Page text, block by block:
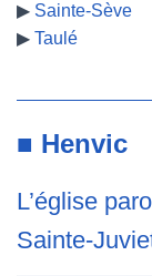
▶ Sainte-Sève
▶ Taulé
■ Henvic
L’église
Sainte-